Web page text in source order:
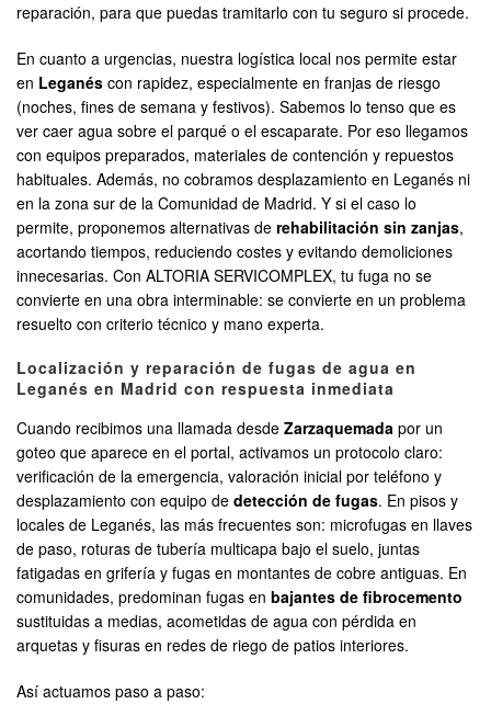
reparación, para que puedas tramitarlo con tu seguro si procede.
En cuanto a urgencias, nuestra logística local nos permite estar
en Leganés con rapidez, especialmente en franjas de riesgo
(noches, fines de semana y festivos). Sabemos lo tenso que es
ver caer agua sobre el parqué o el escaparate. Por eso llegamos
con equipos preparados, materiales de contención y repuestos
habituales. Además, no cobramos desplazamiento en Leganés ni
en la zona sur de la Comunidad de Madrid. Y si el caso lo
permite, proponemos alternativas de rehabilitación sin zanjas,
acortando tiempos, reduciendo costes y evitando demoliciones
innecesarias. Con ALTORIA SERVICOMPLEX, tu fuga no se
convierte en una obra interminable: se convierte en un problema
resuelto con criterio técnico y mano experta.
Localización y reparación de fugas de agua en
Leganés en Madrid con respuesta inmediata
Cuando recibimos una llamada desde Zarzaquemada por un
goteo que aparece en el portal, activamos un protocolo claro:
verificación de la emergencia, valoración inicial por teléfono y
desplazamiento con equipo de detección de fugas. En pisos y
locales de Leganés, las más frecuentes son: microfugas en llaves
de paso, roturas de tubería multicapa bajo el suelo, juntas
fatigadas en grifería y fugas en montantes de cobre antiguas. En
comunidades, predominan fugas en bajantes de fibrocemento
sustituidas a medias, acometidas de agua con pérdida en
arquetas y fisuras en redes de riego de patios interiores.
Así actuamos paso a paso: